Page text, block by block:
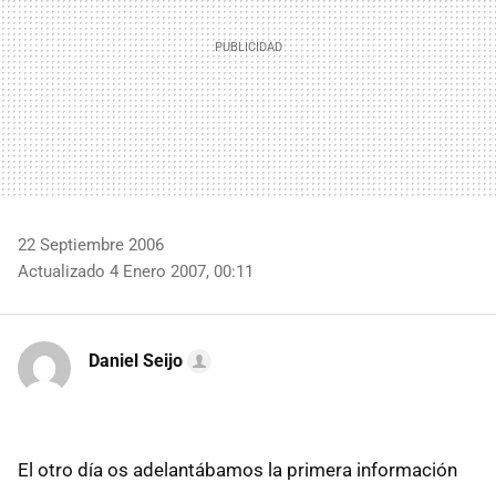
22 Septiembre 2006
Actualizado 4 Enero 2007, 00:11
Daniel Seijo
El otro día os adelantábamos la primera información